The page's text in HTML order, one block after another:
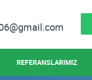
REFERANSLARIMIZ